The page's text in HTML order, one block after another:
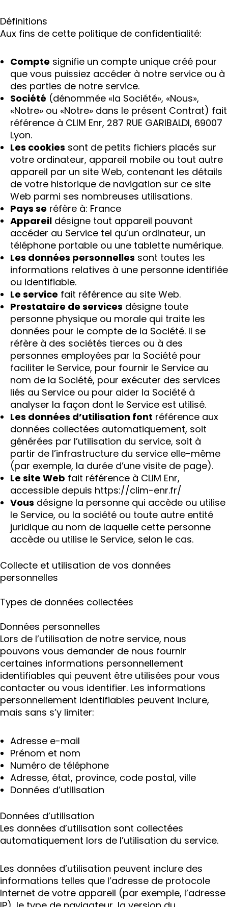
Définitions
Aux fins de cette politique de confidentialité:
Compte signifie un compte unique créé pour
que vous puissiez accéder à notre service ou à
des parties de notre service.
Société (dénommée «la Société», «Nous»,
«Notre» ou «Notre» dans le présent Contrat) fait
référence à CLIM Enr, 287 RUE GARIBALDI, 69007
Lyon.
Les cookies sont de petits fichiers placés sur
votre ordinateur, appareil mobile ou tout autre
appareil par un site Web, contenant les détails
de votre historique de navigation sur ce site
Web parmi ses nombreuses utilisations.
Pays se réfère à: France
Appareil désigne tout appareil pouvant
accéder au Service tel qu’un ordinateur, un
téléphone portable ou une tablette numérique.
Les données personnelles sont toutes les
informations relatives à une personne identifiée
ou identifiable.
Le service fait référence au site Web.
Prestataire de services désigne toute
personne physique ou morale qui traite les
données pour le compte de la Société. Il se
réfère à des sociétés tierces ou à des
personnes employées par la Société pour
faciliter le Service, pour fournir le Service au
nom de la Société, pour exécuter des services
liés au Service ou pour aider la Société à
analyser la façon dont le Service est utilisé.
Les données d’utilisation font référence aux
données collectées automatiquement, soit
générées par l’utilisation du service, soit à
partir de l’infrastructure du service elle-même
(par exemple, la durée d’une visite de page).
Le site Web fait référence à CLIM Enr,
accessible depuis https://clim-enr.fr/
Vous désigne la personne qui accède ou utilise
le Service, ou la société ou toute autre entité
juridique au nom de laquelle cette personne
accède ou utilise le Service, selon le cas.
Collecte et utilisation de vos données
personnelles
Types de données collectées
Données personnelles
Lors de l’utilisation de notre service, nous
pouvons vous demander de nous fournir
certaines informations personnellement
identifiables qui peuvent être utilisées pour vous
contacter ou vous identifier. Les informations
personnellement identifiables peuvent inclure,
mais sans s’y limiter:
Adresse e-mail
Prénom et nom
Numéro de téléphone
Adresse, état, province, code postal, ville
Données d’utilisation
Données d’utilisation
Les données d’utilisation sont collectées
automatiquement lors de l’utilisation du service.
Les données d’utilisation peuvent inclure des
informations telles que l’adresse de protocole
Internet de votre appareil (par exemple, l’adresse